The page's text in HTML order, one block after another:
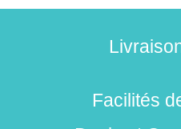
Facilités